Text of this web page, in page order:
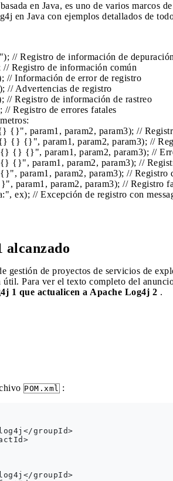
en Java, es uno de varios marcos
en Java con ejemplos detallados de
// Registro de información de depuración
Registro de información común
// Información de error de registro
// Advertencias de registro
// Registro de información de rastreo
Registro de errores fatales
param1, param2, param3); //
{} {}", param1, param2, param3); //
{} {}", param1, param2, param3); //
param1, param2, param3); //
param1, param2, param3); // Registro
param1, param2, param3); // Registro
ex); // Excepción de registro con
alcanzado
gestión de proyectos de servicios de
Para ver el texto completo del
1 que actualicen a Apache Log4j 2 .
POM.xml :
groupId>
groupId>